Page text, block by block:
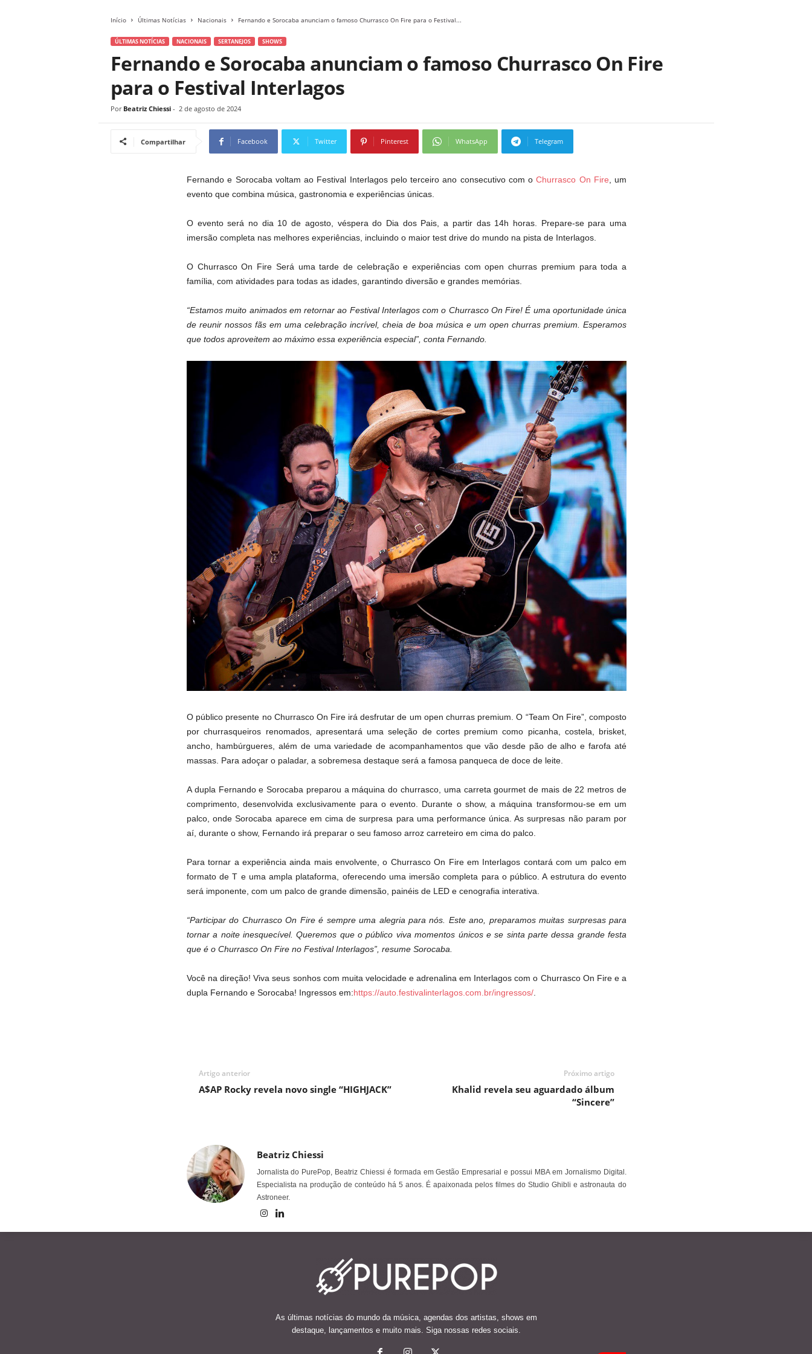
Início Últimas Notícias Nacionais Fernando e Sorocaba anunciam o famoso Churrasco On Fire para o Festival...
ÚLTIMAS NOTÍCIAS NACIONAIS SERTANEJOS SHOWS
Fernando e Sorocaba anunciam o famoso Churrasco On Fire
para o Festival Interlagos
Por Beatriz Chiessi - 2 de agosto de 2024
Compartilhar Facebook Twitter Pinterest WhatsApp Telegram
Fernando e Sorocaba voltam ao Festival Interlagos pelo terceiro ano consecutivo com oChurrasco On Fire , um
evento que combina música, gastronomia e experiências únicas.
O evento será no dia 10 de agosto, véspera do Dia dos Pais, a partir das 14h horas. Prepare-se para uma
imersão completa nas melhores experiências, incluindo o maior test drive do mundo na pista de Interlagos.
O Churrasco On Fire Será uma tarde de celebração e experiências com open churras premium para toda a
família, com atividades para todas as idades, garantindo diversão e grandes memórias.
“Estamos muito animados em retornar ao Festival Interlagos com o Churrasco On Fire! É uma oportunidade única
de reunir nossos fãs em uma celebração incrível, cheia de boa música e um open churras premium. Esperamos
que todos aproveitem ao máximo essa experiência especial”, conta Fernando.
O público presente no Churrasco On Fire irá desfrutar de um open churras premium. O “Team On Fire”, composto
por churrasqueiros renomados, apresentará uma seleção de cortes premium como picanha, costela, brisket,
ancho, hambúrgueres, além de uma variedade de acompanhamentos que vão desde pão de alho e farofa até
massas. Para adoçar o paladar, a sobremesa destaque será a famosa panqueca de doce de leite.
A dupla Fernando e Sorocaba preparou a máquina do churrasco, uma carreta gourmet de mais de 22 metros de
comprimento, desenvolvida exclusivamente para o evento. Durante o show, a máquina transformou-se em um
palco, onde Sorocaba aparece em cima de surpresa para uma performance única. As surpresas não param por
aí, durante o show, Fernando irá preparar o seu famoso arroz carreteiro em cima do palco.
Para tornar a experiência ainda mais envolvente, o Churrasco On Fire em Interlagos contará com um palco em
formato de T e uma ampla plataforma, oferecendo uma imersão completa para o público. A estrutura do evento
será imponente, com um palco de grande dimensão, painéis de LED e cenografia interativa.
“Participar do Churrasco On Fire é sempre uma alegria para nós. Este ano, preparamos muitas surpresas para
tornar a noite inesquecível. Queremos que o público viva momentos únicos e se sinta parte dessa grande festa
que é o Churrasco On Fire no Festival Interlagos”, resume Sorocaba.
Você na direção! Viva seus sonhos com muita velocidade e adrenalina em Interlagos com o Churrasco On Fire e a
dupla Fernando e Sorocaba! Ingressos em:https://auto.festivalinterlagos.com.br/ingressos/
Artigo anterior
A$AP Rocky revela novo single “HIGHJACK”
Próximo artigo
Khalid revela seu aguardado álbum
“Sincere”
Beatriz Chiessi
Jornalista do PurePop, Beatriz Chiessi é formada em Gestão Empresarial e possui MBA em Jornalismo Digital.
Especialista na produção de conteúdo há 5 anos. É apaixonada pelos filmes do Studio Ghibli e astronauta do
Astroneer.
As últimas notícias do mundo da música, agendas dos artistas, shows em
destaque, lançamentos e muito mais. Siga nossas redes sociais.